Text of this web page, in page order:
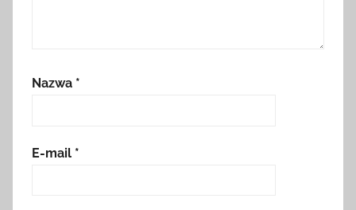
Nazwa *
E-mail *